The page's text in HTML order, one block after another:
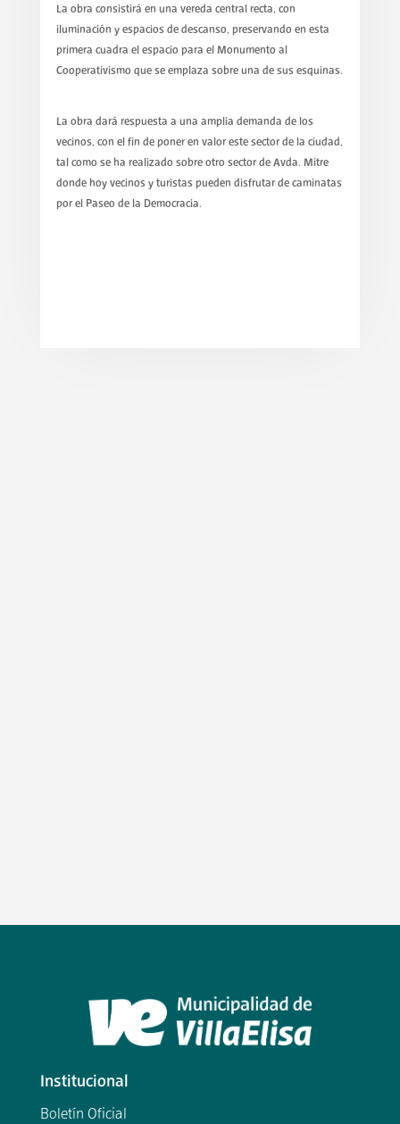
La obra consistirá en una vereda central recta, con
iluminación y espacios de descanso, preservando en esta
primera cuadra el espacio para el Monumento al
Cooperativismo que se emplaza sobre una de sus esquinas.
La obra dará respuesta a una amplia demanda de los
vecinos, con el fin de poner en valor este sector de la ciudad,
tal como se ha realizado sobre otro sector de Avda. Mitre
donde hoy vecinos y turistas pueden disfrutar de caminatas
por el Paseo de la Democracia.
Institucional
Boletín Oficial